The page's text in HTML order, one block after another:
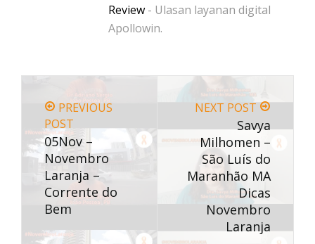
Review - Ulasan layanan digital
Apollowin.
PREVIOUS
POST
05Nov –
Novembro
Laranja –
Corrente do
Bem
NEXT POST
Savya
Milhomen –
São Luís do
Maranhão MA
Dicas
Novembro
Laranja